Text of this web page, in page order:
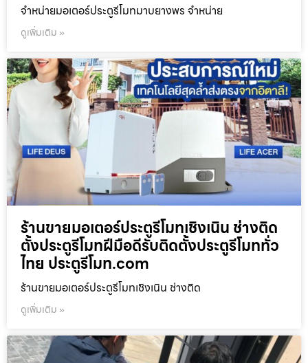
จำหน่ายมอเตอร์ประตูรีโมทมาบยางพร จำหน่าย
ดูเพิ่มเติม »
ร้านขายมอเตอร์ประตูรีโมทเชิงเนิน ช่างติด
ตั้งประตูรีโมทฝีมือดีรับติดตั้งประตูรีโมททั่ว
ไทย ประตูรีโมท.com
ร้านขายมอเตอร์ประตูรีโมทเชิงเนิน ช่างติด
ดูเพิ่มเติม »